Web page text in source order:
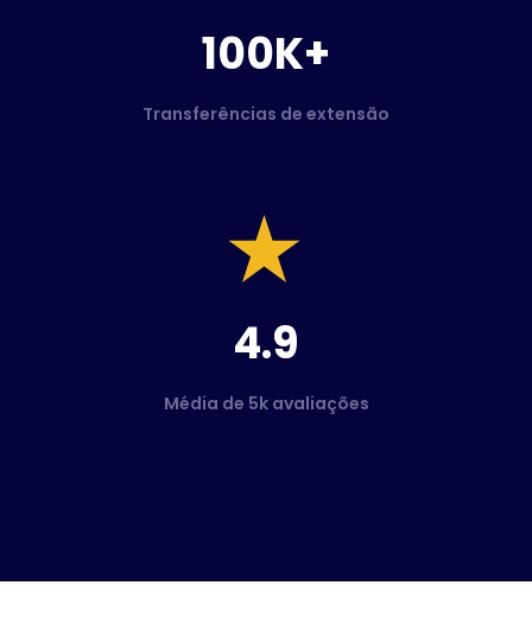
100K+
Transferências de extensão
4.9
Média de 5k avaliações